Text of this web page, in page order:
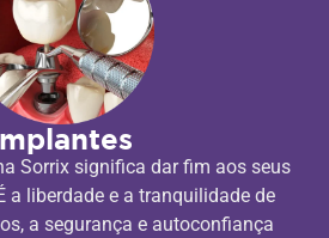
Sorrix significa dar fim aos seus
a liberdade e a tranquilidade de
a segurança e autoconfiança